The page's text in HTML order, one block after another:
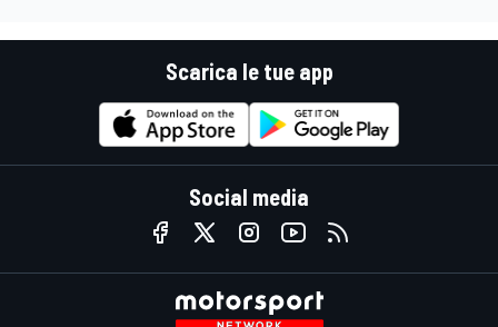
Scarica le tue app
Social media